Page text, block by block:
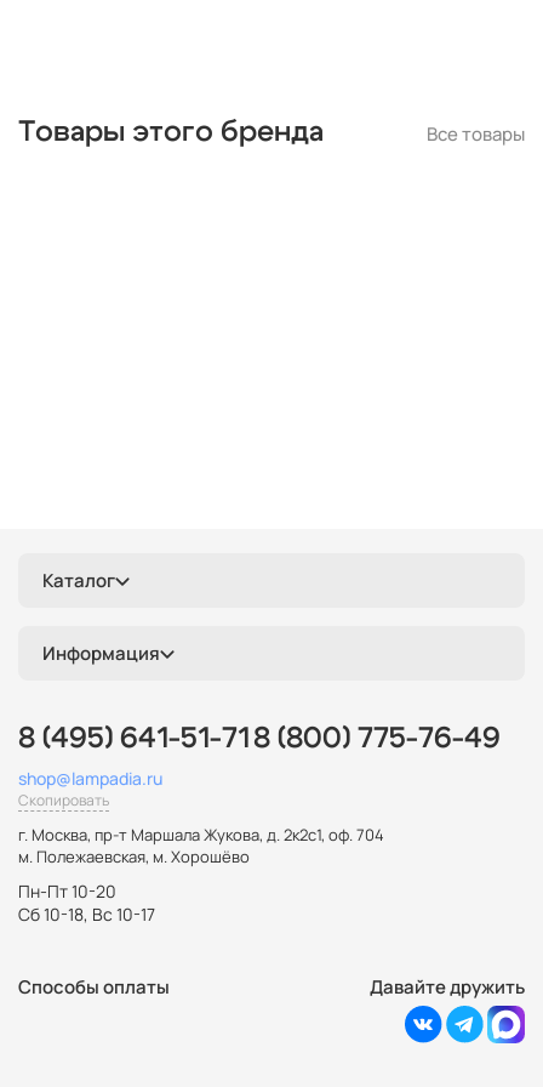
Товары этого бренда Все товары
Каталог
Информация
8 (495) 641-51-71 8 (800) 775-76-49
shop@lampadia.ru
Скопировать
г. Москва, пр-т Маршала Жукова, д. 2к2с1, оф. 704
м. Полежаевская, м. Хорошёво
Пн-Пт 10-20
Сб 10-18, Вс 10-17
Способы оплаты Давайте дружить